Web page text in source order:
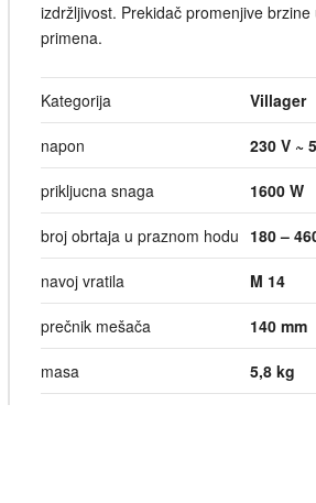
izdržljivost. Prekidač promenjive
primena.
Kategorija Villager
napon 230 V ~
prikljucna snaga 1600 W
broj obrtaja u praznom hodu 180 –
navoj vratila M 14
prečnik mešača 140 mm
masa 5,8 kg